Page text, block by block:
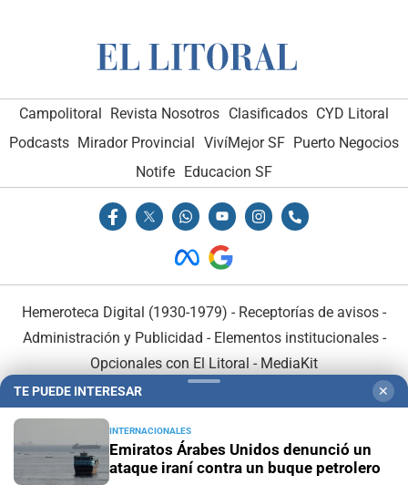
Campolitoral Revista Nosotros Clasificados CYD Litoral
Podcasts Mirador Provincial VivíMejor SF Puerto Negocios
Notife
Educacion SF
Hemeroteca Digital (1930-1979) - Receptorías de avisos -
Administración y Publicidad - Elementos institucionales-
Opcionales con El Litoral - MediaKit
TE PUEDE INTERESAR ✕
INTERNACIONALES
Emiratos Árabes Unidos denunció un
ataque iraní contra un buque petrolero